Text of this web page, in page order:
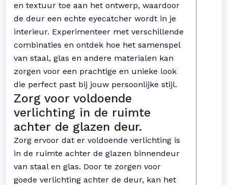
en textuur toe aan het ontwerp, waardoor
de deur een echte eyecatcher wordt in je
interieur. Experimenteer met verschillende
combinaties en ontdek hoe het samenspel
van staal, glas en andere materialen kan
zorgen voor een prachtige en unieke look
die perfect past bij jouw persoonlijke stijl.
Zorg voor voldoende
verlichting in de ruimte
achter de glazen deur.
Zorg ervoor dat er voldoende verlichting is
in de ruimte achter de glazen binnendeur
van staal en glas. Door te zorgen voor
goede verlichting achter de deur, kan het